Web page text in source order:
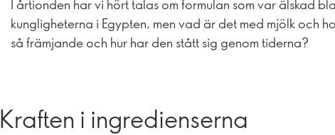
I årtionden har vi hört talas om formulan som var älskad
kungligheterna i Egypten, men vad är det med mjölk och
så främjande och hur har den stått sig genom tiderna?
Kraften i ingredienserna